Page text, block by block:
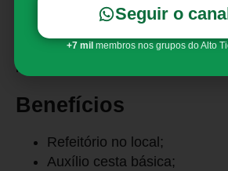
O profissional atuará em
do segmento logístico, apoiando
movimentação, organização e
mercadorias.
Benefícios
Refeitório no local;
Auxílio cesta básica;
Seguir o
+7 mil membros nos grupos do Alto